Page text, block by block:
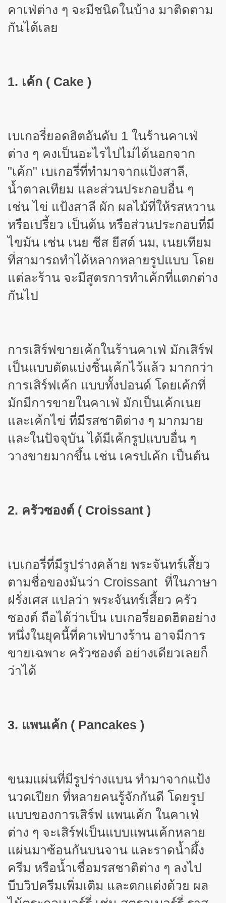
คาเฟ่ต่าง ๆ จะมีชนิดในบ้าง มาติดตาม
กันได้เลย
1. เค้ก ( Cake )
เบเกอรี่ยอดฮิตอันดับ 1 ในร้านคาเฟ่
ต่าง ๆ คงเป็นอะไรไปไม่ได้นอกจาก
"เค้ก" เบเกอรี่ที่ทำมาจากแป้งสาลี,
น้ำตาลเทียม และส่วนประกอบอื่น ๆ
เช่น ไข่ แป้งสาลี ผัก ผลไม้ที่ให้รสหวาน
หรือเปรี้ยว เป็นต้น หรือส่วนประกอบที่มี
ไขมัน เช่น เนย ชีส ยีสต์ นม, เนยเทียม
ที่สามารถทำได้หลากหลายรูปแบบ โดย
แต่ละร้าน จะมีสูตรการทำเค้กที่แตกต่าง
กันไป
การเสิร์ฟขายเค้กในร้านคาเฟ่ มักเสิร์ฟ
เป็นแบบตัดแบ่งชิ้นเค้กไว้แล้ว มากกว่า
การเสิร์ฟเค้ก แบบทั้งปอนด์ โดยเค้กที่
มักมีการขายในคาเฟ่ มักเป็นเค้กเนย
และเค้กไข่ ที่มีรสชาติต่าง ๆ มากมาย
และในปัจจุบัน ได้มีเค้กรูปแบบอื่น ๆ
วางขายมากขึ้น เช่น เครปเค้ก เป็นต้น
2. ครัวซองต์ ( Croissant )
เบเกอรี่ที่มีรูปร่างคล้าย พระจันทร์เสี้ยว
ตามชื่อของมันว่า Croissant ที่ในภาษา
ฝรั่งเศส แปลว่า พระจันทร์เสี้ยว ครัว
ซองต์ ถือได้ว่าเป็น เบเกอรี่ยอดฮิตอย่าง
หนึ่งในยุคนี้ที่คาเฟ่บางร้าน อาจมีการ
ขายเฉพาะ ครัวซองต์ อย่างเดียวเลยก็
ว่าได้
3. แพนเค้ก ( Pancakes )
ขนมแผ่นที่มีรูปร่างแบน ทำมาจากแป้ง
นวดเปียก ที่หลายคนรู้จักกันดี โดยรูป
แบบของการเสิร์ฟ แพนเค้ก ในคาเฟ่
ต่าง ๆ จะเสิร์ฟเป็นแบบแพนเค้กหลาย
แผ่นมาซ้อนกันบนจาน และราดน้ำผึ้ง
ครีม หรือน้ำเชื่อมรสชาติต่าง ๆ ลงไป
บีบวิปครีมเพิ่มเติม และตกแต่งด้วย ผล